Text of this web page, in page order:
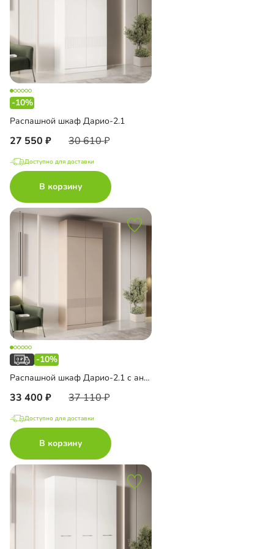
-10%
Распашной шкаф Дарио-2.1
27 550 30 610
Доступно для доставки
В корзину
-10%
Распашной шкаф Дарио-2.1 с антресолью
33 400 37 110
Доступно для доставки
В корзину